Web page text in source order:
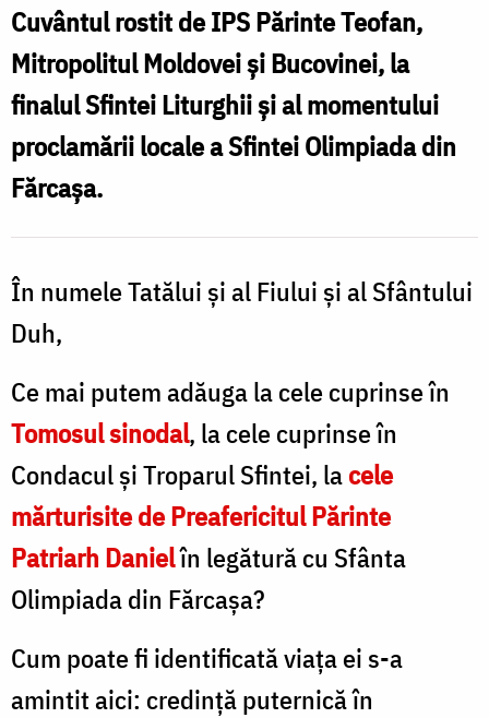
„Mulțumim
lui
Dumnezeu
pentru
un
asemenea
dar,
pentru
o
rugătoare
în
Ceruri!”
Cuvântul rostit de IPS Părinte Teofan,
Mitropolitul Moldovei și Bucovinei, la
finalul Sfintei Liturghii și al momentului
proclamării locale a Sfintei Olimpiada din
Fărcașa.
În numele Tatălui și al Fiului și al Sfântului
Duh,
Ce mai putem adăuga la cele cuprinse în
Tomosul sinodal, la cele cuprinse în
Condacul și Troparul Sfintei, lacele
mărturisite de Preafericitul Părinte
Patriarh Danielîn legătură cu Sfânta
Olimpiada din Fărcașa?
Cum poate fi identificată viața ei s-a
amintit aici: credință puternică în